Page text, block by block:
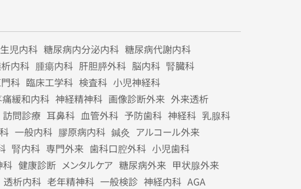
児内科 糖尿病内分泌内科 糖尿病代謝内科
内科 腫瘍内科 肝胆膵外科 脳内科 腎臓科
科 臨床工学科 検査科 小児神経科
緩和内科 神経精神科 画像診断外来 外来透析
訪問診療 耳鼻科 血管外科 予防歯科 神経科 乳腺科
一般内科 膠原病内科 鍼灸 アルコール外来
腎内科 専門外来 歯科口腔外科 小児歯科
科 健康診断 メンタルケア 糖尿病外来 甲状腺外来
透析内科 老年精神科 一般検診 神経内科 AGA